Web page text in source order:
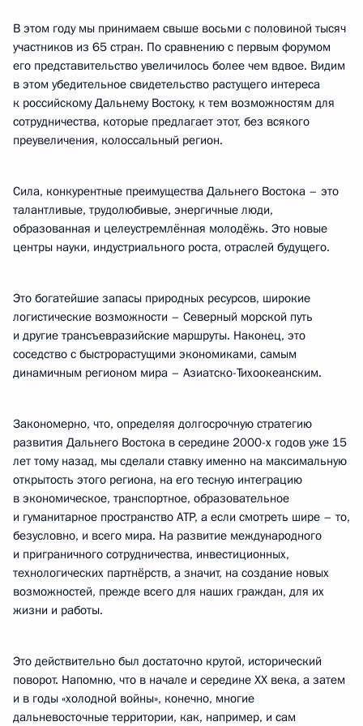
В этом году мы принимаем свыше восьми с половиной тысяч
участников из 65 стран. По сравнению с первым форумом
его представительство увеличилось более чем вдвое. Видим
в этом убедительное свидетельство растущего интереса
к российскому Дальнему Востоку, к тем возможностям для
сотрудничества, которые предлагает этот, без всякого
преувеличения, колоссальный регион.
Сила, конкурентные преимущества Дальнего Востока – это
талантливые, трудолюбивые, энергичные люди,
образованная и целеустремлённая молодёжь. Это новые
центры науки, индустриального роста, отраслей будущего.
Это богатейшие запасы природных ресурсов, широкие
логистические возможности – Северный морской путь
и другие трансъевразийские маршруты. Наконец, это
соседство с быстрорастущими экономиками, самым
динамичным регионом мира – Азиатско-Тихоокеанским.
Закономерно, что, определяя долгосрочную стратегию
развития Дальнего Востока в середине 2000-х годов уже 15
лет тому назад, мы сделали ставку именно на максимальную
открытость этого региона, на его тесную интеграцию
в экономическое, транспортное, образовательное
и гуманитарное пространство АТР, а если смотреть шире – то,
безусловно, и всего мира. На развитие международного
и приграничного сотрудничества, инвестиционных,
технологических партнёрств, а значит, на создание новых
возможностей, прежде всего для наших граждан, для их
жизни и работы.
Это действительно был достаточно крутой, исторический
поворот. Напомню, что в начале и середине ХХ века, а затем
и в годы «холодной войны», конечно, многие
дальневосточные территории, как, например, и сам